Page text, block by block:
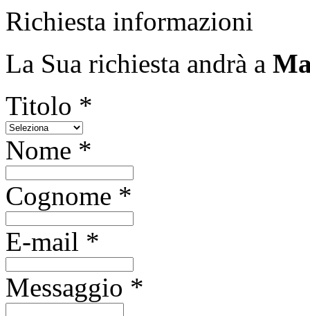
Richiesta informazioni
La Sua richiesta andrà a
Titolo *
Nome *
Cognome *
E-mail *
Messaggio *